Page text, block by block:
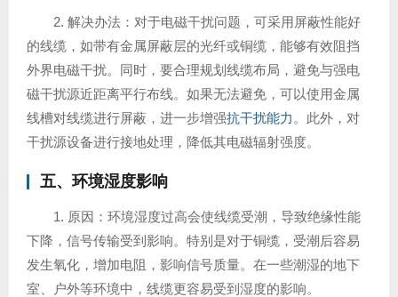
2. 解决办法：对于电磁干扰问题，可采用屏蔽性能好
的线缆，如带有金属屏蔽层的光纤或铜缆，能够有效阻挡
外界电磁干扰。同时，要合理规划线缆布局，避免与强电
磁干扰源近距离平行布线。如果无法避免，可以使用金属
线槽对线缆进行屏蔽，进一步增强抗干扰能力 。此外，对
干扰源设备进行接地处理，降低其电磁辐射强度。
五、环境湿度影响
1. 原因：环境湿度过高会使线缆受潮，导致绝缘性能
下降，信号传输受到影响。特别是对于铜缆，受潮后容易
发生氧化，增加电阻，影响信号质量。在一些潮湿的地下
室、户外等环境中，线缆更容易受到湿度的影响。